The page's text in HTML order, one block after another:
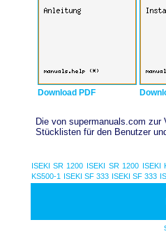
Download PDF
Die von supermanuals.com zur
Stücklisten für den Benutzer
ISEKI SR 1200 ISEKI SR 1200 ISEKI
KS500-1 ISEKI SF 333 ISEKI SF 333